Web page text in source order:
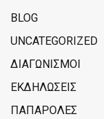
BLOG
UNCATEGORIZED
ΔΙΑΓΩΝΙΣΜΟΙ
ΕΚΔΗΛΩΣΕΙΣ
ΠΑΠΑΡΟΛΕΣ